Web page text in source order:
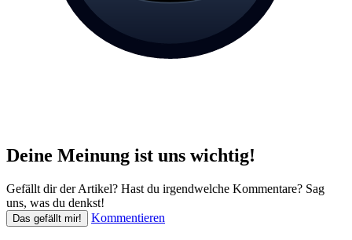
Deine Meinung ist uns wichtig!
Gefällt dir der Artikel? Hast du irgendwelche Kommentare? Sag
uns, was du denkst!
Das gefällt mir! Kommentieren